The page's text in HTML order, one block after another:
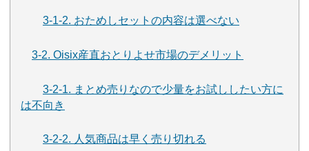
3-1-2. おためしセットの内容は選べない
3-2. Oisix産直おとりよせ市場のデメリット
3-2-1. まとめ売りなので少量をお試ししたい方に
は不向き
3-2-2. 人気商品は早く売り切れる